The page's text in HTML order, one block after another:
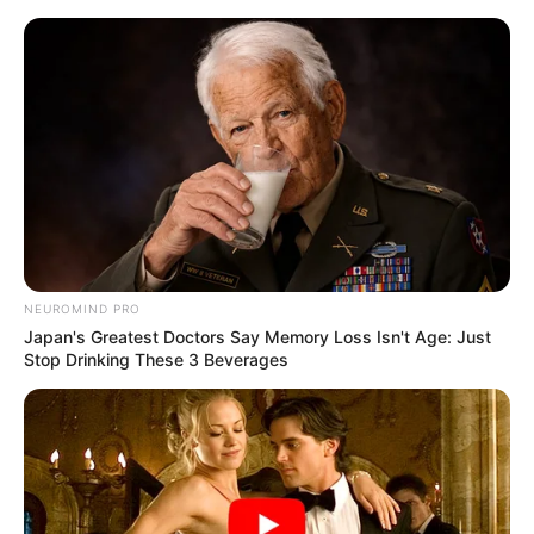
Como reciclar garrafas PET –
Ótimas idéias
NEUROMIND PRO
Japan's Greatest Doctors Say Memory Loss Isn't Age: Just
Stop Drinking These 3 Beverages